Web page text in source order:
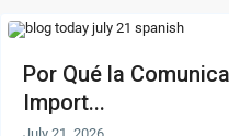
Por Qué la
Import...